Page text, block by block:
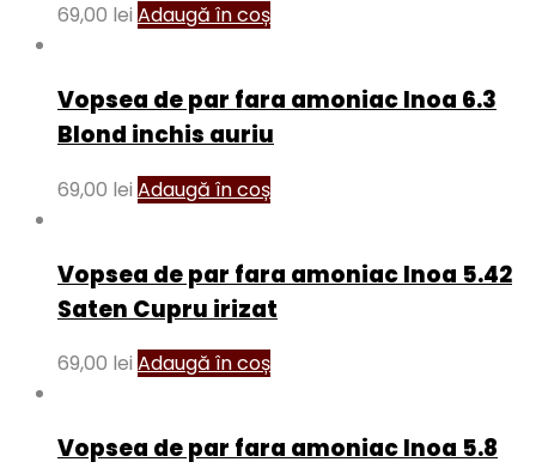
69,00 lei Adaugă în coș
Vopsea de par fara amoniac Inoa 6.3
Blond inchis auriu
69,00 lei Adaugă în coș
Vopsea de par fara amoniac Inoa 5.42
Saten Cupru irizat
69,00 lei Adaugă în coș
Vopsea de par fara amoniac Inoa 5.8